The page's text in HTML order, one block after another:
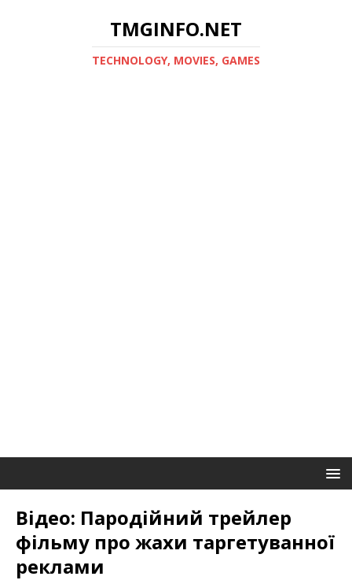
TMGINFO.NET
ТECHNOLOGY, MOVIES, GAMES
Відео: Пародійний трейлер
фільму про жахи таргетуванної
реклами